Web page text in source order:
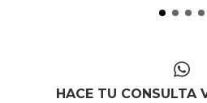
HACE TU CONSULTA